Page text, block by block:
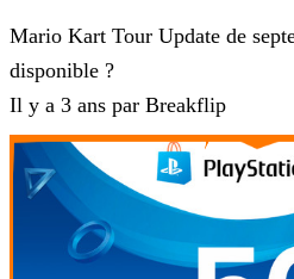
Mario Kart Tour Update de
disponible ?
Il y a 3 ans par Breakflip